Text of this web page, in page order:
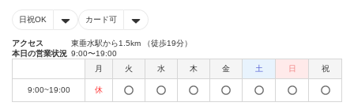
日祝OK カード可
アクセス
東垂水駅から1.5km （徒歩19分）
本日の営業状況 9:00〜19:00
月
火 水 木 金 土 日 祝
9:00~19:00 休